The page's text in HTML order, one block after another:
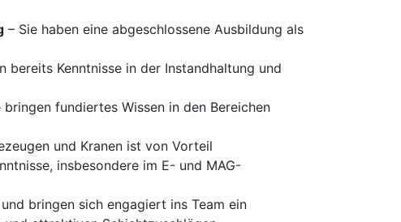
– Sie haben eine abgeschlossene Ausbildung als
bereits Kenntnisse in der Instandhaltung und
bringen fundiertes Wissen in den Bereichen
und Kranen ist von Vorteil
insbesondere im E- und MAG-
bringen sich engagiert ins Team ein